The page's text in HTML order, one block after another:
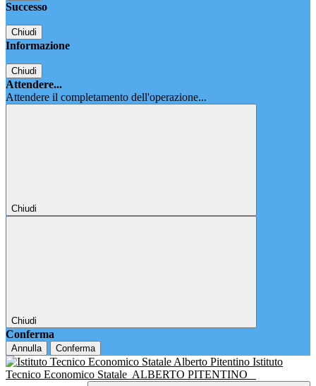
Successo
Chiudi
Informazione
Chiudi
Attendere...
Attendere il completamento dell'operazione...
Chiudi
Chiudi
Conferma
Annulla Conferma
Istituto
Tecnico Economico Statale ALBERTO PITENTINO